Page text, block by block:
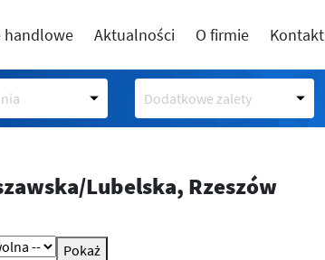
handlowe Aktualności O firmie Kontakt
Dodatkowe zalety
Lubelska, Rzeszów
Pokaż